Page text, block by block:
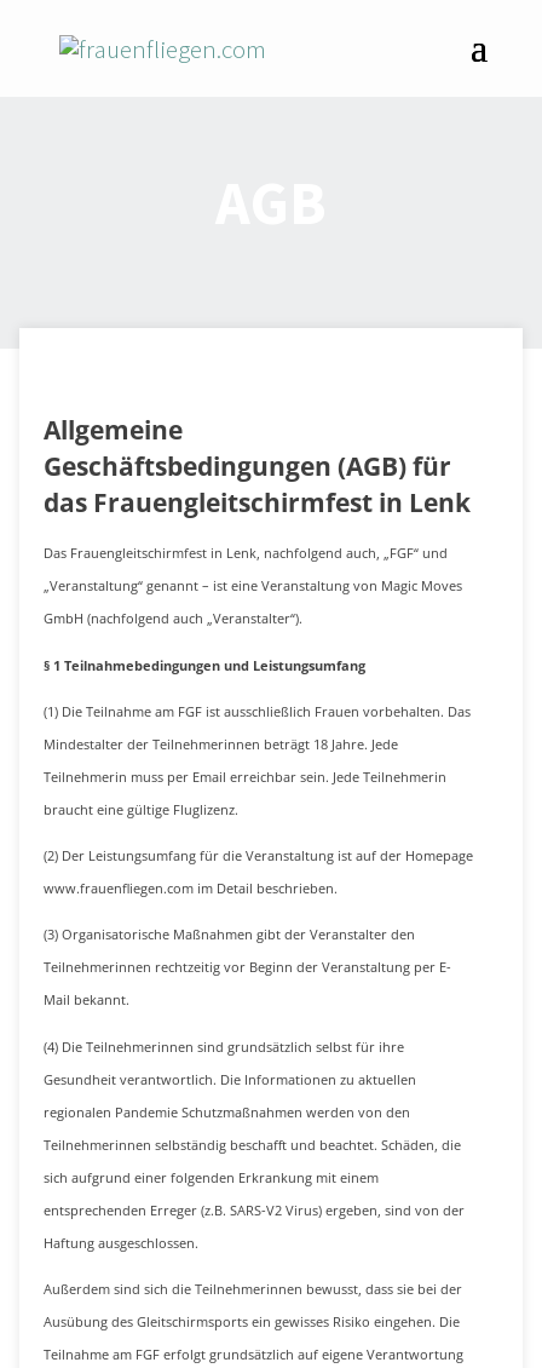
Allgemeine
Geschäftsbedingungen (AGB) für
das Frauengleitschirmfest in Lenk
Das Frauengleitschirmfest in Lenk, nachfolgend auch, „FGF“ und
„Veranstaltung“ genannt – ist eine Veranstaltung von Magic Moves
GmbH (nachfolgend auch „Veranstalter“).
§ 1 Teilnahmebedingungen und Leistungsumfang
(1) Die Teilnahme am FGF ist ausschließlich Frauen vorbehalten. Das
Mindestalter der Teilnehmerinnen beträgt 18 Jahre. Jede
Teilnehmerin muss per Email erreichbar sein. Jede Teilnehmerin
braucht eine gültige Fluglizenz.
(2) Der Leistungsumfang für die Veranstaltung ist auf der Homepage
www.frauenfliegen.com im Detail beschrieben.
(3) Organisatorische Maßnahmen gibt der Veranstalter den
Teilnehmerinnen rechtzeitig vor Beginn der Veranstaltung per E-
Mail bekannt.
(4) Die Teilnehmerinnen sind grundsätzlich selbst für ihre
Gesundheit verantwortlich. Die Informationen zu aktuellen
regionalen Pandemie Schutzmaßnahmen werden von den
Teilnehmerinnen selbständig beschafft und beachtet. Schäden, die
sich aufgrund einer folgenden Erkrankung mit einem
entsprechenden Erreger (z.B. SARS-V2 Virus) ergeben, sind von der
Haftung ausgeschlossen.
Außerdem sind sich die Teilnehmerinnen bewusst, dass sie bei der
Ausübung des Gleitschirmsports ein gewisses Risiko eingehen. Die
Teilnahme am FGF erfolgt grundsätzlich auf eigene Verantwortung